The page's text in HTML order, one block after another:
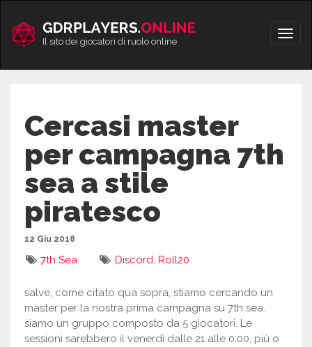
contenuto
Apri/
Il sito dei giocatori di ruolo online
Cercasi master
per campagna 7th
sea a stile
piratesco
12 Giu 2018
7th Sea Discord, Roll20
salve, come citato qua sopra, stiamo cercando un
master per la nostra prima campagna su 7th sea.
siamo un gruppo composto da 5 giocatori. Le
sessioni sarebbero il venerdì dalle 21 alle 0:00, più o